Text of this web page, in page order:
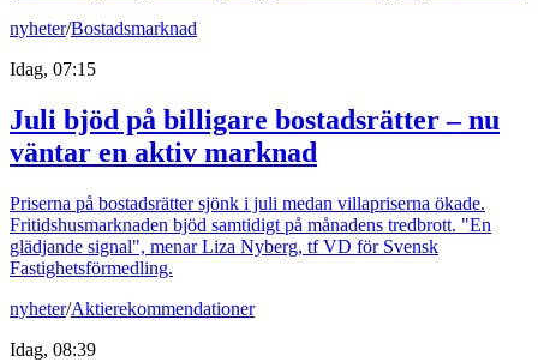
nyheter/Bostadsmarknad
Idag, 07:15
Juli bjöd på billigare bostadsrätter – nu
väntar en aktiv marknad
Priserna på bostadsrätter sjönk i juli medan villapriserna ökade.
Fritidshusmarknaden bjöd samtidigt på månadens tredbrott. "En
glädjande signal", menar Liza Nyberg, tf VD för Svensk
Fastighetsförmedling.
nyheter/Aktierekommendationer
Idag, 08:39